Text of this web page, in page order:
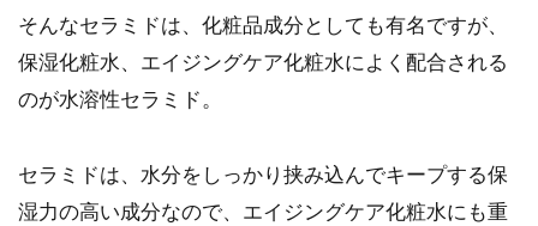
そんなセラミドは、化粧品成分としても有名ですが、
保湿化粧水、エイジングケア化粧水によく配合される
のが水溶性セラミド。
セラミドは、水分をしっかり挟み込んでキープする保
湿力の高い成分なので、エイジングケア化粧水にも重